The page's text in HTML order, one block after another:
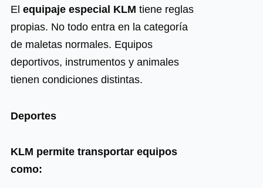
El equipaje especial KLM tiene reglas
propias. No todo entra en la categoría
de maletas normales. Equipos
deportivos, instrumentos y animales
tienen condiciones distintas.
Deportes
KLM permite transportar equipos
como: